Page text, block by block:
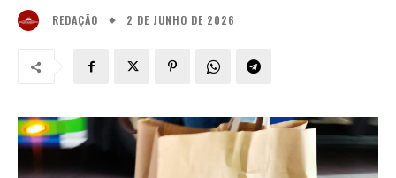
REDAÇÃO 2 DE JUNHO DE 2026